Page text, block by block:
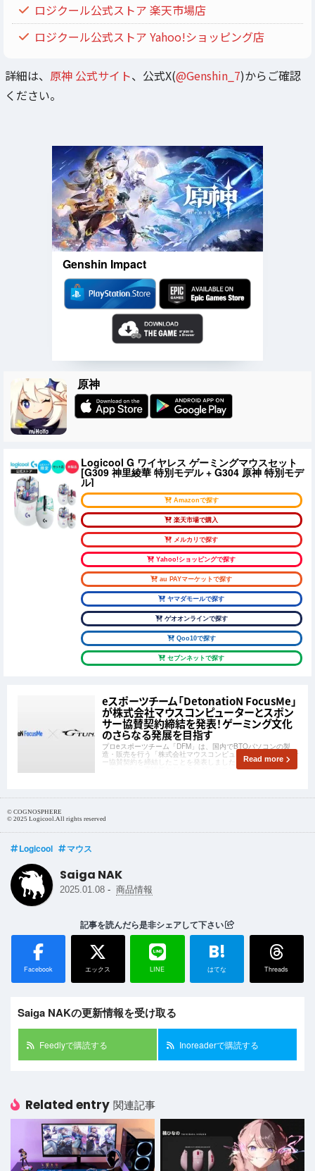
ロジクール公式ストア 楽天市場店
ロジクール公式ストア Yahoo!ショッピング店
詳細は、 原神 公式サイト、公式X(@Genshin_7)からご確認
ください。
Genshin Impact
原神
Logicool G ワイヤレス ゲーミングマウスセット
[G309 神里綾華 特別モデル + G304 原神 特別モデ
ル]
Amazonで探す
楽天市場で購入
メルカリで探す
Yahoo!ショッピングで探す
au PAYマーケットで探す
ヤマダモールで探す
ゲオオンラインで探す
Qoo10で探す
セブンネットで探す
eスポーツチーム「DetonatioN FocusMe」
が株式会社マウスコンピューターとスポン
サー協賛契約締結を発表！ゲーミング文化
のさらなる発展を目指す
プロeスポーツチーム「DFM」は、国内でBTOパソコンの製
造・販売を行う「株式会社マウスコンピューター」とスポンサ
ー協賛契約を締結したことを発表しました。「マウスコンピュ
ーター」は、高性能なゲーミングパソコンと20周年のゲーミン
Read more
© COGNOSPHERE
© 2025 Logicool.All rights reserved
Logicool マウス
Saiga NAK
2025.01.08 - 商品情報
記事を読んだら是非シェアして下さい
Facebook エックス LINE
B!
はてな Threads
Saiga NAKの更新情報を受け取る
Feedlyで購読する Inoreaderで購読する
Related entry 関連記事